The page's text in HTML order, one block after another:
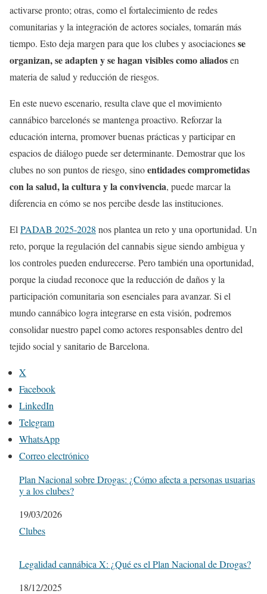
activarse pronto; otras, como el fortalecimiento de redes
comunitarias y la integración de actores sociales, tomarán más
tiempo. Esto deja margen para que los clubes y asociacionesse
organizan, se adapten y se hagan visibles como aliadosen
materia de salud y reducción de riesgos.
En este nuevo escenario, resulta clave que el movimiento
cannábico barcelonés se mantenga proactivo. Reforzar la
educación interna, promover buenas prácticas y participar en
espacios de diálogo puede ser determinante. Demostrar que los
clubes no son puntos de riesgo, sinoentidades comprometidas
con la salud, la cultura y la convivencia, puede marcar la
diferencia en cómo se nos percibe desde las instituciones.
El PADAB 2025-2028 nos plantea un reto y una oportunidad. Un
reto, porque la regulación del cannabis sigue siendo ambigua y
los controles pueden endurecerse. Pero también una oportunidad,
porque la ciudad reconoce que la reducción de daños y la
participación comunitaria son esenciales para avanzar. Si el
mundo cannábico logra integrarse en esta visión, podremos
consolidar nuestro papel como actores responsables dentro del
tejido social y sanitario de Barcelona.
X
Facebook
LinkedIn
Telegram
WhatsApp
Correo electrónico
Plan Nacional sobre Drogas: ¿Cómo afecta a personas usuarias
y a los clubes?
Fecha
19/03/2026
Respecto a
Clubes
Legalidad cannábica X: ¿Qué es el Plan Nacional de Drogas?
Fecha
18/12/2025